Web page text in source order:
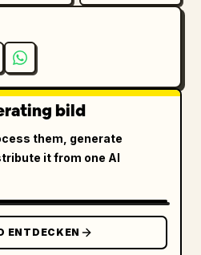
und winzige
dunkles,
unten links"},
Aufforderung mit
Mitte","Zentrierte
ございました！
Action-Button mit
bild
them, generate
it from one AI
ENTDECKEN